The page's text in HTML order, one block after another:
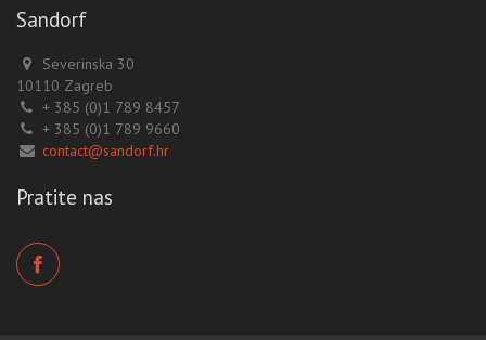
Sandorf
Severinska 30
10110 Zagreb
+ 385 (0)1 789 8457
+ 385 (0)1 789 9660
contact@sandorf.hr
Pratite nas